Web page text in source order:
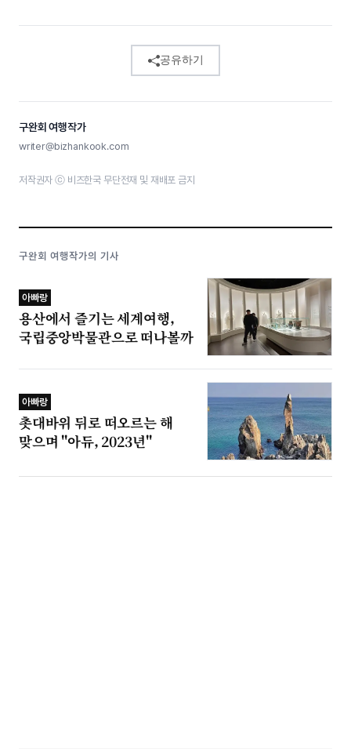
공유하기
구완회 여행작가
writer@bizhankook.com
저작권자 ⓒ 비즈한국 무단전재 및 재배포 금지
구완회 여행작가의 기사
아빠랑
용산에서 즐기는 세계여행,
국립중앙박물관으로 떠나볼까
아빠랑
촛대바위 뒤로 떠오르는 해
맞으며 "아듀, 2023년"